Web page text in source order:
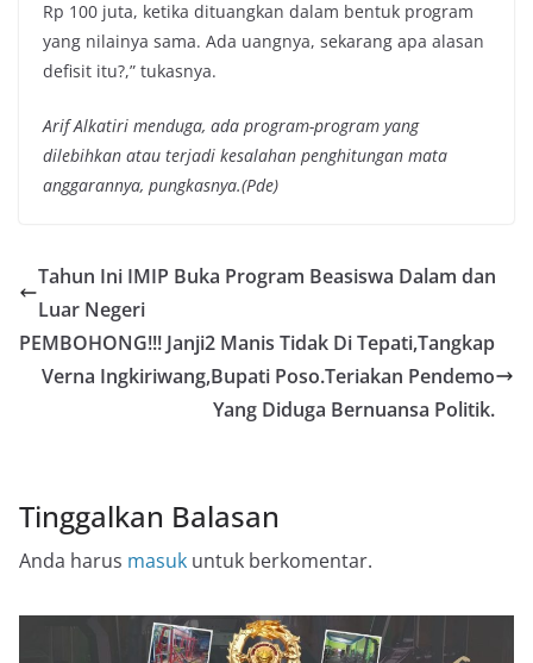
Rp 100 juta, ketika dituangkan dalam bentuk program
yang nilainya sama. Ada uangnya, sekarang apa alasan
defisit itu?,” tukasnya.
Arif Alkatiri menduga, ada program-program yang
dilebihkan atau terjadi kesalahan penghitungan mata
anggarannya, pungkasnya.(Pde)
Tahun Ini IMIP Buka Program Beasiswa Dalam dan
Luar Negeri
PEMBOHONG!!! Janji2 Manis Tidak Di Tepati,Tangkap
Verna Ingkiriwang,Bupati Poso.Teriakan Pendemo
Yang Diduga Bernuansa Politik.
Tinggalkan Balasan
Anda harus masuk untuk berkomentar.